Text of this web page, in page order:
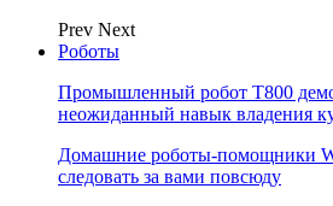
Prev Next
Роботы
Промышленный робот Т800
неожиданный навык владения
Домашние роботы-помощники
следовать за вами повсюду